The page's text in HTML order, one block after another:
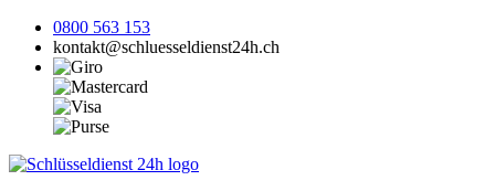
0800 563 153
kontakt@schluesseldienst24h.ch